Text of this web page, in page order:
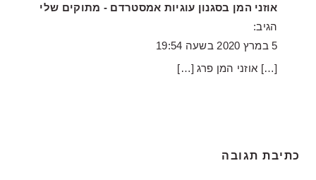
אוזני המן בסגנון עוגיות אמסטרדם - מתוקים שלי
הגיב:
5 במרץ 2020 בשעה 19:54
[…] אוזני המן פרג […]
כתיבת תגובה